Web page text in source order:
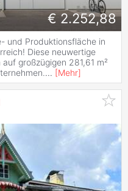
€ 2.252,88
und Produktionsfläche in
Diese neuwertige
großzügigen 281,61 m²
... [Mehr]